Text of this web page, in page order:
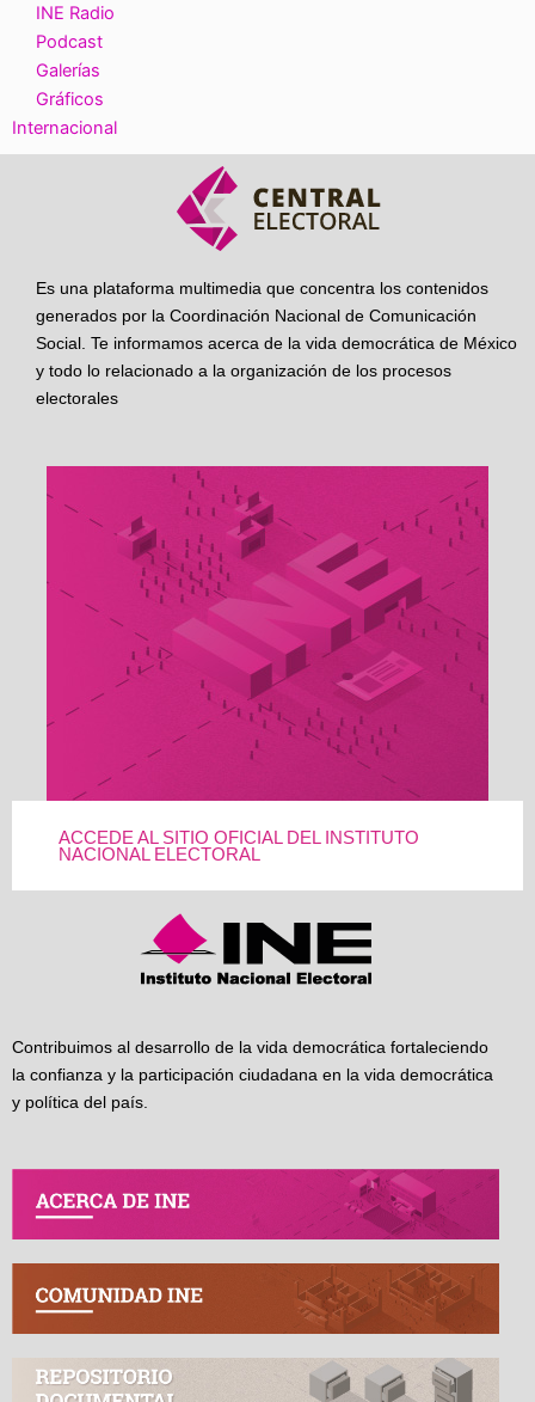
INE Radio
Podcast
Galerías
Gráficos
Internacional
Es una plataforma multimedia que concentra los contenidos
generados por la Coordinación Nacional de Comunicación
Social. Te informamos acerca de la vida democrática de México
y todo lo relacionado a la organización de los procesos
electorales
ACCEDE AL SITIO OFICIAL DEL INSTITUTO
NACIONAL ELECTORAL
Contribuimos al desarrollo de la vida democrática fortaleciendo
la confianza y la participación ciudadana en la vida democrática
y política del país.